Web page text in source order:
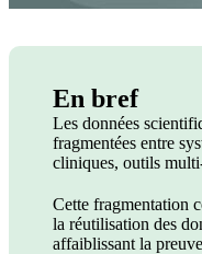
En bref
Les données
fragmentées entre
cliniques, outils
Cette fragmentation
la réutilisation des
affaiblissant la